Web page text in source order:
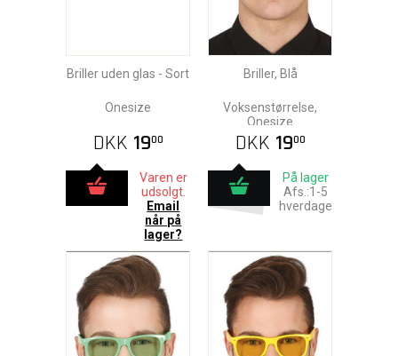
Briller uden glas - Sort
Onesize
DKK 1900
Varen er
udsolgt.
Email
når på
lager?
Briller, Blå
Voksenstørrelse,
Onesize
DKK 1900
På lager
Afs.:1-5
hverdage